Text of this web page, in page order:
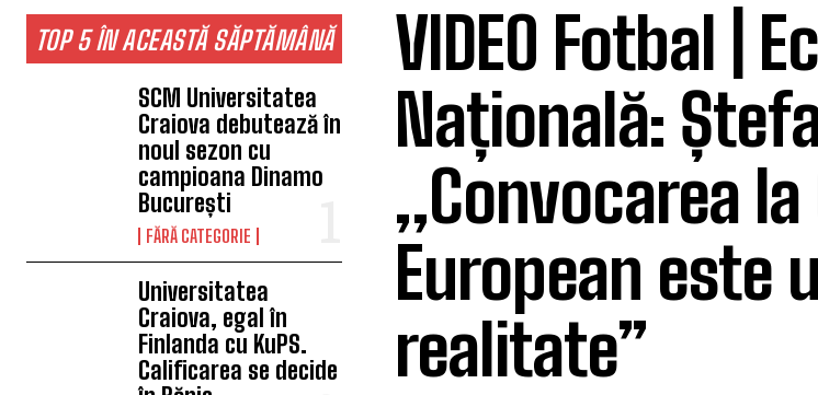
TOP 5 ÎN ACEASTĂ SĂPTĂMÂNĂ
SCM Universitatea
Craiova debutează în
noul sezon cu
campioana Dinamo
București
FĂRĂ CATEGORIE
Universitatea
Craiova, egal în
Finlanda cu KuPS.
Calificarea se decide
VIDEO Fotbal |
Națională:
„Convocarea
European este
realitate”